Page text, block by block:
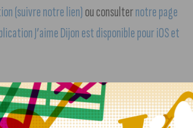
(suivre notre lien)ou consulternotre page
J’aime Dijon est disponible pour iOS et
28 samedi et 29 dimanche !Le soleil